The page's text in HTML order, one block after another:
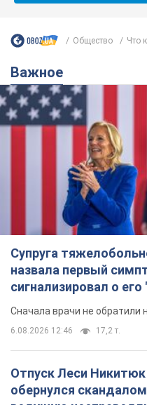
Супруга
назвала первый
сигнализировал о
Сначала врачи не обратили
6.08.2026 12:46 17,2 т.
Отпуск Леси Никитюк
обернулся
ведущую
Знаменитость вышла на
над "i"
6.08.2026 17:32 13,9 т.
"Динамо" с победы
квалификации Лиги